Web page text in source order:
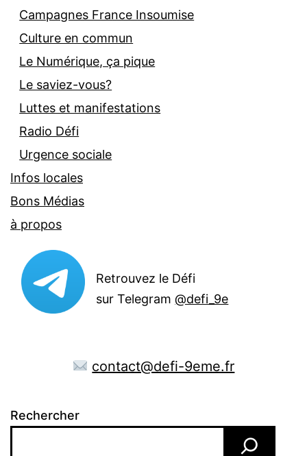
Campagnes France Insoumise
Culture en commun
Le Numérique, ça pique
Le saviez-vous?
Luttes et manifestations
Radio Défi
Urgence sociale
Infos locales
Bons Médias
à propos
Retrouvez le Défi
sur Telegram@defi_9e
contact@defi-9eme.fr
Rechercher